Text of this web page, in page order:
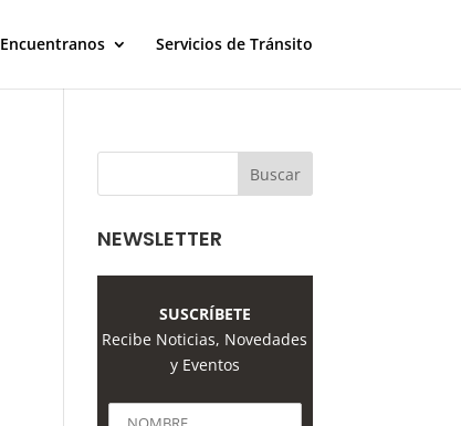
Encuentranos Servicios de Tránsito
NEWSLETTER
SUSCRÍBETE
Recibe Noticias, Novedades
y Eventos